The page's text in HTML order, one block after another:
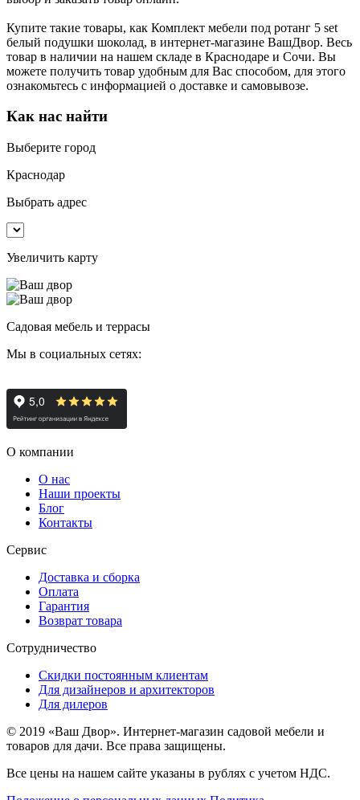
Купите такие товары, как Комплект мебели под ротанг 5 set
белый подушки шоколад, в интернет-магазине ВашДвор. Весь
товар в наличии на нашем складе в Краснодаре и Сочи. Вы
можете получить товар удобным для Вас способом, для этого
ознакомьтесь с информацией о доставке и самовывозе.
Как нас найти
Выберите город
Краснодар
Выбрать адрес
Увеличить карту
Садовая мебель и террасы
Мы в социальных сетях:
О компании
О нас
Наши проекты
Блог
Контакты
Сервис
Доставка и сборка
Оплата
Гарантия
Возврат товара
Сотрудничество
Скидки постоянным клиентам
Для дизайнеров и архитекторов
Для дилеров
© 2019 «Ваш Двор». Интернет-магазин садовой мебели и
товаров для дачи. Все права защищены.
Все цены на нашем сайте указаны в рублях с учетом НДС.